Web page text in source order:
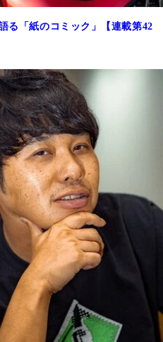
る「紙のコミック」【連載第42